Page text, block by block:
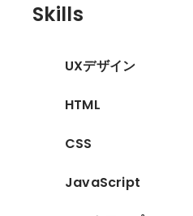
Skills
UXデザイン
HTML
CSS
JavaScript